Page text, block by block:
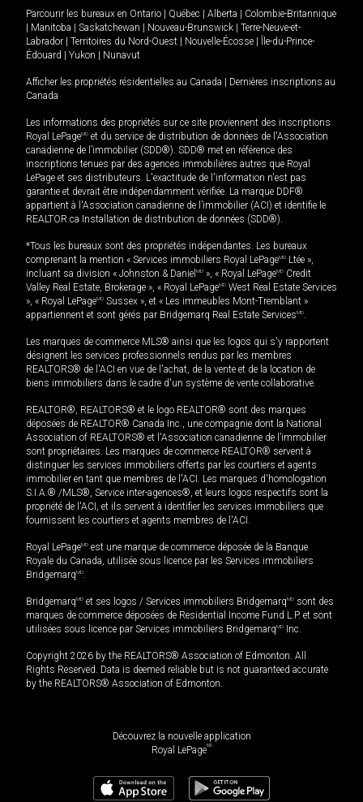
Parcourir les bureaux en Ontario Québec Alberta
Colombie-Britannique
Manitoba Saskatchewan Nouveau-Brunswick
Terre-Neuve-et-
Labrador
Territoires du Nord-Ouest Nouvelle-Écosse
Île-du-Prince-
Édouard
Yukon Nunavut
Afficher les propriétés résidentielles au Canada
Dernières inscriptions au
Canada
Les informations des propriétés sur ce site proviennent des inscriptions
Royal LePageMD et du service de distribution de données de l'Association
canadienne de l’immobilier (SDD®). SDD® met en référence des
inscriptions tenues par des agences immobilières autres que Royal
LePage et ses distributeurs. L'exactitude de l'information n'est pas
garantie et devrait être indépendamment vérifiée. La marque DDF®
appartient à l'Association canadienne de l’immobilier (ACI) et identifie le
REALTOR.ca Installation de distribution de données (SDD®).
*Tous les bureaux sont des propriétés indépendantes. Les bureaux
comprenant la mention « Services immobiliers Royal LePageMD Ltée »,
incluant sa division « Johnston & Daniel MD », « Royal LePageMD Credit
Valley Real Estate, Brokerage », « Royal LePageMD West Real Estate Services
», « Royal LePageMD Sussex », et « Les immeubles Mont-Tremblant »
appartiennent et sont gérés par Bridgemarq Real Estate ServicesMD.
Les marques de commerce MLS® ainsi que les logos qui s'y rapportent
désignent les services professionnels rendus par les membres
REALTORS® de l'ACI en vue de l'achat, de la vente et de la location de
biens immobiliers dans le cadre d'un système de vente collaborative.
REALTOR®, REALTORS® et le logo REALTOR® sont des marques
déposées de REALTOR® Canada Inc., une compagnie dont la National
Association of REALTORS® et l'Association canadienne de l’immobilier
sont propriétaires. Les marques de commerce REALTOR® servent à
distinguer les services immobiliers offerts par les courtiers et agents
immobilier en tant que membres de l'ACI. Les marques d'homologation
S.I.A.® /MLS®, Service inter-agences®, et leurs logos respectifs sont la
propriété de l'ACI, et ils servent à identifier les services immobiliers que
fournissent les courtiers et agents membres de l'ACI.
Royal LePageMD est une marque de commerce déposée de la Banque
Royale du Canada, utilisée sous licence par les Services immobiliers
BridgemarqMD.
BridgemarqMD et ses logos / Services immobiliers BridgemarqMD sont des
marques de commerce déposées de Residential Income Fund L.P. et sont
utilisées sous licence par Services immobiliers BridgemarqMD Inc.
Copyright 2026 by the REALTORS® Association of Edmonton. All
Rights Reserved. Data is deemed reliable but is not guaranteed accurate
by the REALTORS® Association of Edmonton.
Découvrez la nouvelle application
Royal LePageMD